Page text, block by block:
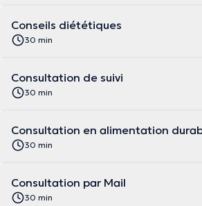
Conseils diététiques
30 min
Consultation de suivi
30 min
Consultation en alimentation
30 min
Consultation par Mail
30 min